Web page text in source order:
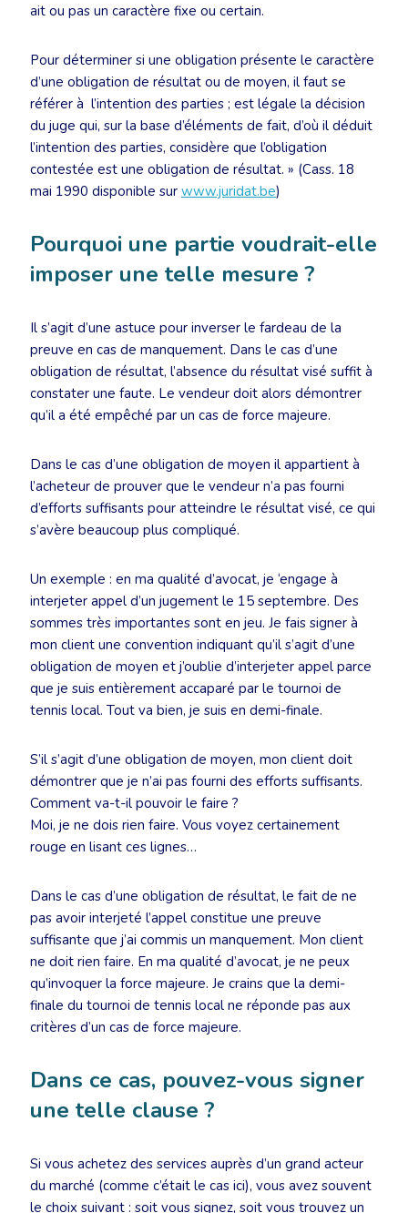
ait ou pas un caractère fixe ou certain.
Pour déterminer si une obligation présente le caractère
d’une obligation de résultat ou de moyen, il faut se
référer à l’intention des parties ; est légale la décision
du juge qui, sur la base d’éléments de fait, d’où il déduit
l’intention des parties, considère que l’obligation
contestée est une obligation de résultat. » (Cass. 18
mai 1990 disponible sur www.juridat.be)
Pourquoi une partie voudrait-elle
imposer une telle mesure ?
Il s’agit d’une astuce pour inverser le fardeau de la
preuve en cas de manquement. Dans le cas d’une
obligation de résultat, l’absence du résultat visé suffit à
constater une faute. Le vendeur doit alors démontrer
qu’il a été empêché par un cas de force majeure.
Dans le cas d’une obligation de moyen il appartient à
l’acheteur de prouver que le vendeur n’a pas fourni
d’efforts suffisants pour atteindre le résultat visé, ce qui
s’avère beaucoup plus compliqué.
Un exemple : en ma qualité d’avocat, je ‘engage à
interjeter appel d’un jugement le 15 septembre. Des
sommes très importantes sont en jeu. Je fais signer à
mon client une convention indiquant qu’il s’agit d’une
obligation de moyen et j’oublie d’interjeter appel parce
que je suis entièrement accaparé par le tournoi de
tennis local. Tout va bien, je suis en demi-finale.
S’il s’agit d’une obligation de moyen, mon client doit
démontrer que je n’ai pas fourni des efforts suffisants.
Comment va-t-il pouvoir le faire ?
Moi, je ne dois rien faire. Vous voyez certainement
rouge en lisant ces lignes…
Dans le cas d’une obligation de résultat, le fait de ne
pas avoir interjeté l’appel constitue une preuve
suffisante que j’ai commis un manquement. Mon client
ne doit rien faire. En ma qualité d’avocat, je ne peux
qu’invoquer la force majeure. Je crains que la demi-
finale du tournoi de tennis local ne réponde pas aux
critères d’un cas de force majeure.
Dans ce cas, pouvez-vous signer
une telle clause ?
Si vous achetez des services auprès d’un grand acteur
du marché (comme c’était le cas ici), vous avez souvent
le choix suivant : soit vous signez, soit vous trouvez un